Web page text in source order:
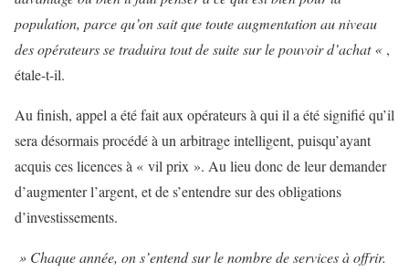
population, parce qu’on sait que toute augmentation au niveau
des opérateurs se traduira tout de suite sur le pouvoir d’achat « ,
étale-t-il.
Au finish, appel a été fait aux opérateurs à qui il a été signifié qu’il
sera désormais procédé à un arbitrage intelligent, puisqu’ayant
acquis ces licences à « vil prix ». Au lieu donc de leur demander
d’augmenter l’argent, et de s’entendre sur des obligations
d’investissements.
» Chaque année, on s’entend sur le nombre de services à offrir.